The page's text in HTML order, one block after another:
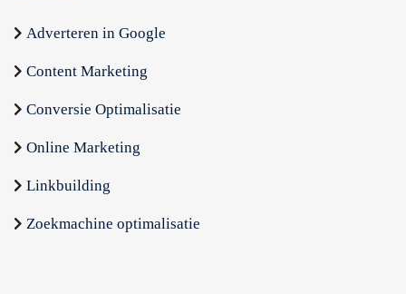
Adverteren in Google
Content Marketing
Conversie Optimalisatie
Online Marketing
Linkbuilding
Zoekmachine optimalisatie